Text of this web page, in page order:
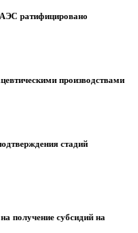
ратифицировано
производствами
стадий
получение субсидий на